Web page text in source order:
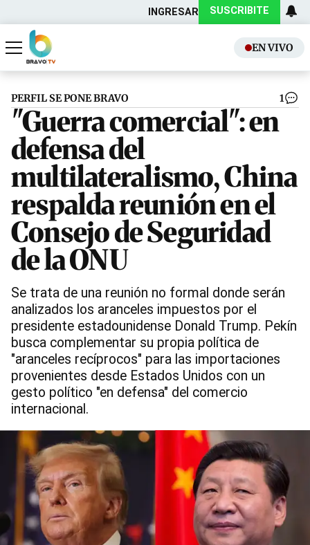
INGRESAR SUSCRIBITE
EN VIVO
Actualidad
Política
PERFIL SE PONE BRAVO 1
"Guerra comercial": en
defensa del
multilateralismo, China
respalda reunión en el
Consejo de Seguridad
de la ONU
Se trata de una reunión no formal donde serán
analizados los aranceles impuestos por el
presidente estadounidense Donald Trump. Pekín
busca complementar su propia política de
"aranceles recíprocos" para las importaciones
provenientes desde Estados Unidos con un
gesto político "en defensa" del comercio
internacional.